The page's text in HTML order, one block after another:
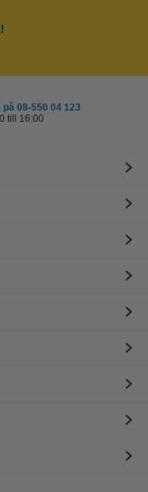
08-550 04 123
till 16:00